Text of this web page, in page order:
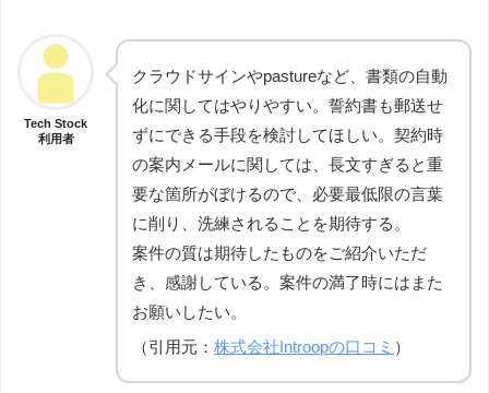
Tech Stock
利用者
クラウドサインやpastureなど、書類の自動
化に関してはやりやすい。誓約書も郵送せ
ずにできる手段を検討してほしい。契約時
の案内メールに関しては、長文すぎると重
要な箇所がぼけるので、必要最低限の言葉
に削り、洗練されることを期待する。
案件の質は期待したものをご紹介いただ
き、感謝している。案件の満了時にはまた
お願いしたい。
（引用元： 株式会社Introopの口コミ ）